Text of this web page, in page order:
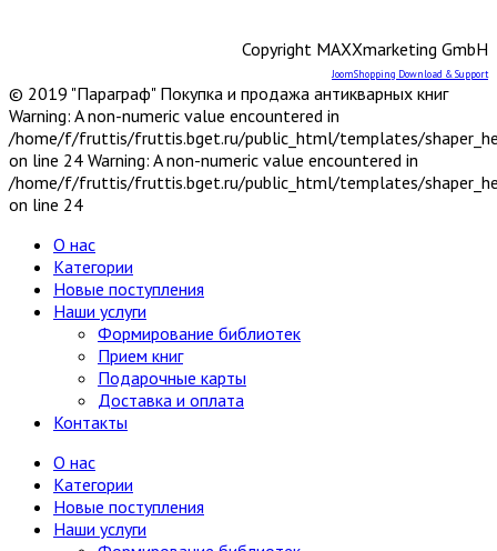
Copyright MAXXmarketing GmbH
JoomShopping Download & Support
© 2019 "Параграф" Покупка и продажа антикварных книг
Warning: A non-numeric value encountered in
/home/f/fruttis/fruttis.bget.ru/public_html/templates/
on line 24 Warning: A non-numeric value encountered in
/home/f/fruttis/fruttis.bget.ru/public_html/templates/
on line 24
О нас
Категории
Новые поступления
Наши услуги
Формирование библиотек
Прием книг
Подарочные карты
Доставка и оплата
Контакты
О нас
Категории
Новые поступления
Наши услуги